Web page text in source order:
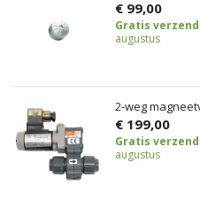
€ 99,00
Gratis
augustus
2-weg
€ 199,00
Gratis
augustus